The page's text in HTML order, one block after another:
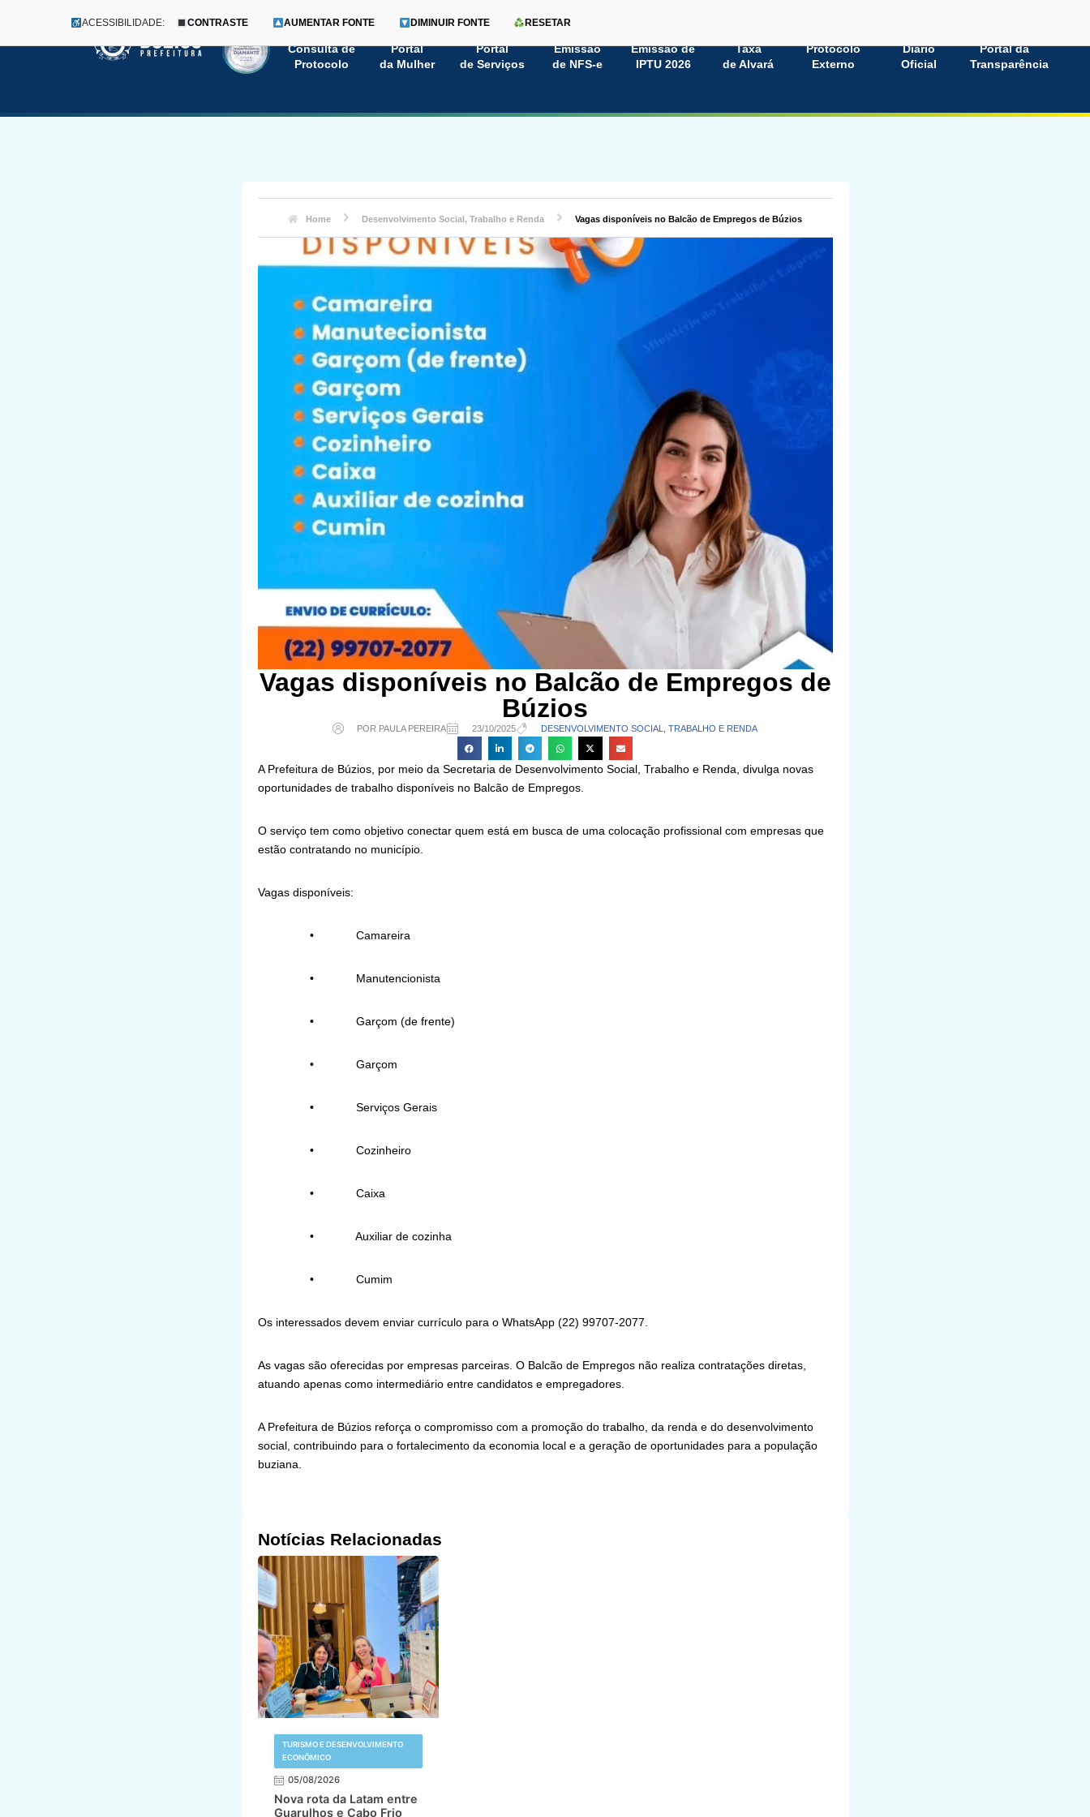
Pular
conteúdo
Menu
Consulta de
Protocolo
Portal
da Mulher
Portal
de Serviços
Emissão
de NFS-e
Emissão de
IPTU 2026
Taxa
de Alvará
Protocolo
Externo
Diário
Oficial
Portal da
Transparência
ACESSIBILIDADE: CONTRASTE AUMENTAR FONTE DIMINUIR FONTE RESETAR
Home Desenvolvimento Social, Trabalho e Renda Vagas disponíveis no Balcão de Empregos de Búzios
Vagas disponíveis no Balcão de Empregos de
Búzios
POR PAULA PEREIRA 23/10/2025 DESENVOLVIMENTO SOCIAL, TRABALHO E RENDA
A Prefeitura de Búzios, por meio da Secretaria de Desenvolvimento Social, Trabalho e Renda, divulga novas
oportunidades de trabalho disponíveis no Balcão de Empregos.
O serviço tem como objetivo conectar quem está em busca de uma colocação profissional com empresas que
estão contratando no município.
Vagas disponíveis:
• Camareira
• Manutencionista
• Garçom (de frente)
• Garçom
• Serviços Gerais
• Cozinheiro
• Caixa
• Auxiliar de cozinha
• Cumim
Os interessados devem enviar currículo para o WhatsApp (22) 99707-2077.
As vagas são oferecidas por empresas parceiras. O Balcão de Empregos não realiza contratações diretas,
atuando apenas como intermediário entre candidatos e empregadores.
A Prefeitura de Búzios reforça o compromisso com a promoção do trabalho, da renda e do desenvolvimento
social, contribuindo para o fortalecimento da economia local e a geração de oportunidades para a população
buziana.
Notícias Relacionadas
TURISMO E DESENVOLVIMENTO
ECONÔMICO
05/08/2026
Nova rota da Latam entre
Guarulhos e Cabo Frio